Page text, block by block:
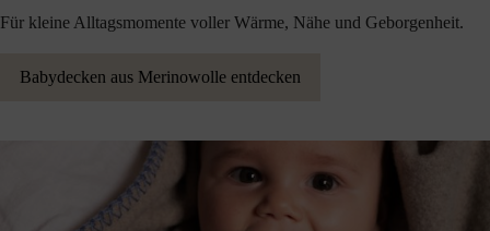
Für kleine Alltagsmomente voller Wärme, Nähe und Geborgenheit.
Babydecken aus Merinowolle entdecken